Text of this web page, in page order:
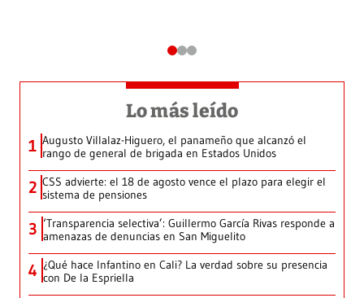
Lo más leído
1 Augusto Villalaz-Higuero, el panameño que alcanzó el
rango de general de brigada en Estados Unidos
2 CSS advierte: el 18 de agosto vence el plazo para elegir el
sistema de pensiones
3 ‘Transparencia selectiva’: Guillermo García Rivas responde a
amenazas de denuncias en San Miguelito
4 ¿Qué hace Infantino en Cali? La verdad sobre su presencia
con De la Espriella